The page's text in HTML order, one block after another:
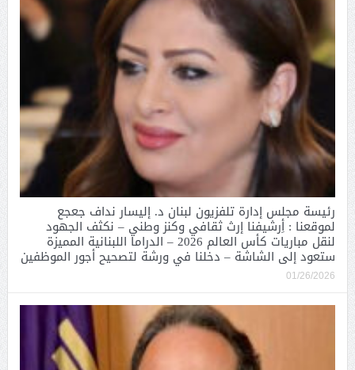
رئيسة مجلس إدارة تلفزيون لبنان د. إليسار نداف جعجع
لموقعنا : أِرشيفنا إرث ثقافي وكنز وطني – نكثف الجهود
لنقل مباريات كأس العالم 2026 – الدراما اللبنانية المميزة
ستعود إلى الشاشة – دخلنا في ورشة لتصحيح أجور الموظفين
01/26/2026